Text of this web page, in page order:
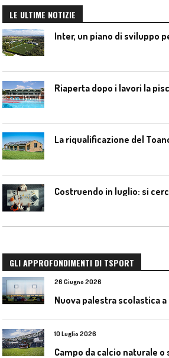
LE ULTIME NOTIZIE
Riaperta dopo i lavori la
La riqualificazione del
Costruendo in luglio: si
GLI APPROFONDIMENTI DI TSPORT
26 Giugno 2026
Nuova palestra scolastica a
10 Luglio 2026